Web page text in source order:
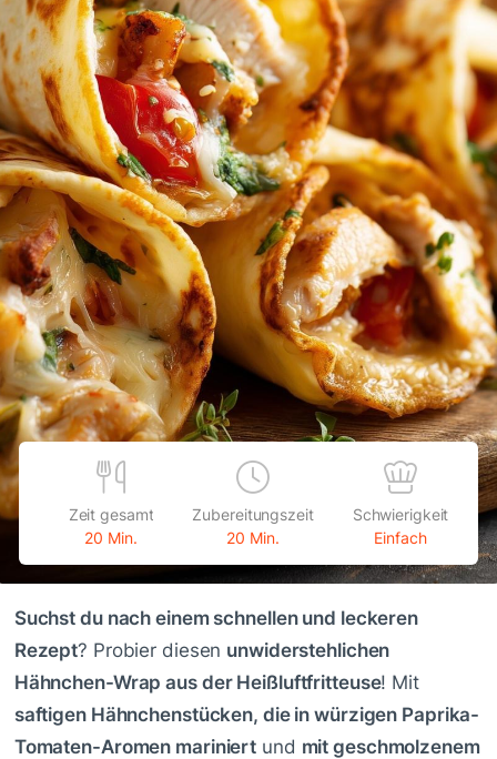
Zeit gesamt
20 Min.
Zubereitungszeit
20 Min.
Schwierigkeit
Einfach
Suchst du nach einem schnellen und leckeren
Rezept? Probier diesen unwiderstehlichen
Hähnchen-Wrap aus der Heißluftfritteuse! Mit
saftigen Hähnchenstücken, die in würzigen Paprika-
Tomaten-Aromen mariniert und mit geschmolzenem